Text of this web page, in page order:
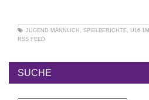
JUGEND MÄNNLICH , SPIELBERICHTE, U16.1M
RSS FEED
SUCHE